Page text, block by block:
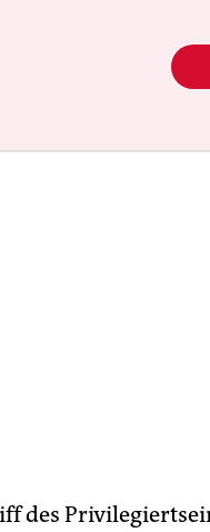
Probleme
des